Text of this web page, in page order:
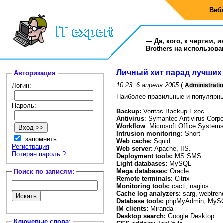
— Да, кого, к чертям,
Brothers на
Авторизация
Логин:
Пароль:
запомнить
Регистрация
Потерян пароль ?
Поиск по записям:
Ключевые слова:
Личный хит парад лучших
10:23, 6 апреля 2005 (
Наиболее правильные и
Backup: Veritas Backup Exec
Antivirus: Symantec Antivirus
Workflow: Microsoft Office
Intrusion monitoring: Snort
Web cache: Squid
Web server: Apache, IIS.
Deployment tools: MS SMS
Light databases: MySQL
Mega databases: Oracle
Remote terminals: Citrix
Monitoring tools: cacti, nagios
Cache log analyzers: sarg,
Database tools: phpMyAdmin,
IM clients: Miranda
Desktop search: Google Desktop.